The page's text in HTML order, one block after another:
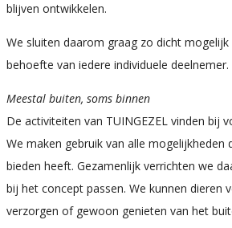
blijven ontwikkelen.
We sluiten daarom graag zo dicht
behoefte van iedere individuele deelnemer.
Meestal buiten, soms binnen
De activiteiten van TUINGEZEL vinden bij
We maken gebruik van alle mogelijkheden
bieden heeft. Gezamenlijk verrichten we
bij het concept passen. We kunnen dieren
verzorgen of gewoon genieten van het